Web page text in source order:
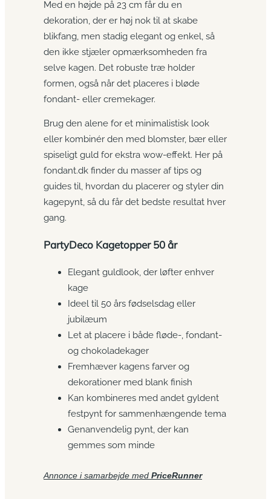
Med en højde på 23 cm får du en
dekoration, der er høj nok til at skabe
blikfang, men stadig elegant og enkel, så
den ikke stjæler opmærksomheden fra
selve kagen. Det robuste træ holder
formen, også når det placeres i bløde
fondant- eller cremekager.
Brug den alene for et minimalistisk look
eller kombinér den med blomster, bær eller
spiseligt guld for ekstra wow-effekt. Her på
fondant.dk finder du masser af tips og
guides til, hvordan du placerer og styler din
kagepynt, så du får det bedste resultat hver
gang.
PartyDeco Kagetopper 50 år
Elegant guldlook, der løfter enhver
kage
Ideel til 50 års fødselsdag eller
jubilæum
Let at placere i både fløde-, fondant-
og chokoladekager
Fremhæver kagens farver og
dekorationer med blank finish
Kan kombineres med andet gyldent
festpynt for sammenhængende tema
Genanvendelig pynt, der kan
gemmes som minde
Annonce i samarbejde med PriceRunner